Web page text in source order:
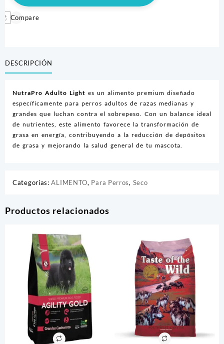
2
KG
Compare
DESCRIPCIÓN
NutraPro Adulto Light es un alimento premium diseñado
específicamente para perros adultos de razas medianas y
grandes que luchan contra el sobrepeso. Con un balance ideal
de nutrientes, este alimento favorece la transformación de
grasa en energía, contribuyendo a la reducción de depósitos
de grasa y mejorando la salud general de tu mascota.
Categorías:ALIMENTO, Para Perros, Seco
Productos relacionados